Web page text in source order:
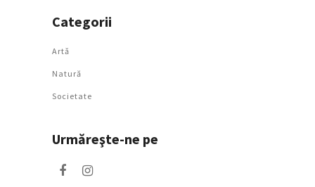
Categorii
Artǎ
Natură
Societate
Urmăreşte-ne pe